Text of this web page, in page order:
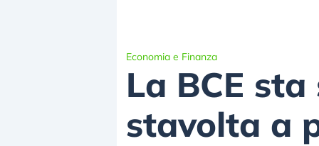
Economia e Finanza
La BCE
stavolta a